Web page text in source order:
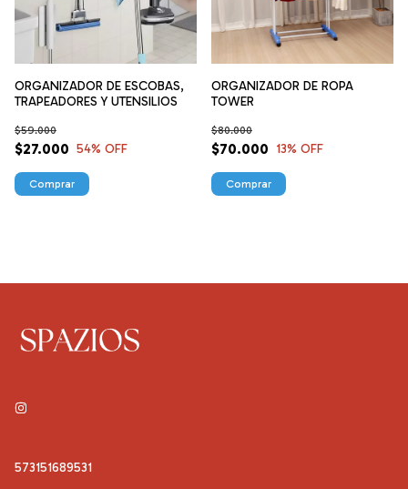
ORGANIZADOR DE ESCOBAS,
TRAPEADORES Y UTENSILIOS
$27.000
$59.000
54% OFF
ORGANIZADOR DE ROPA
TOWER
$70.000
$80.000
13% OFF
573151689531